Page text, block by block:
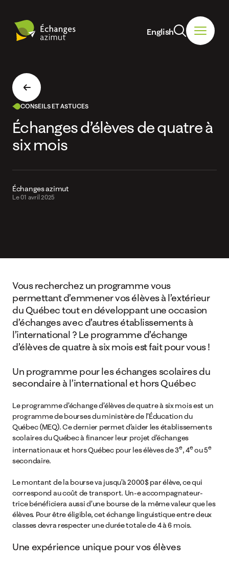
English
CONSEILS ET ASTUCES
Échanges d’élèves de quatre à
six mois
Échanges azimut
Le 01 avril 2025
Vous recherchez un programme vous
permettant d’emmener vos élèves à l’extérieur
du Québec tout en développant une occasion
d’échanges avec d’autres établissements à
l’international ? Le programme d’échange
d’élèves de quatre à six mois est fait pour vous !
Un programme pour les échanges scolaires du
secondaire à l’international et hors Québec
Le programme d’échange d’élèves de quatre à six mois est un
programme de bourses du ministère de l’Éducation du
Québec (MEQ). Ce dernier permet d’aider les établissements
scolaires du Québec à financer leur projet d’échanges
internationaux et hors Québec pour les élèves de 3e, 4eou 5e
secondaire.
Le montant de la bourse va jusqu’à 2000$ par élève, ce qui
correspond au coût de transport. Un-e accompagnateur-
trice bénéficiera aussi d’une bourse de la même valeur que les
élèves. Pour être éligible, cet échange linguistique entre deux
classes devra respecter une durée totale de 4 à 6 mois.
Une expérience unique pour vos élèves